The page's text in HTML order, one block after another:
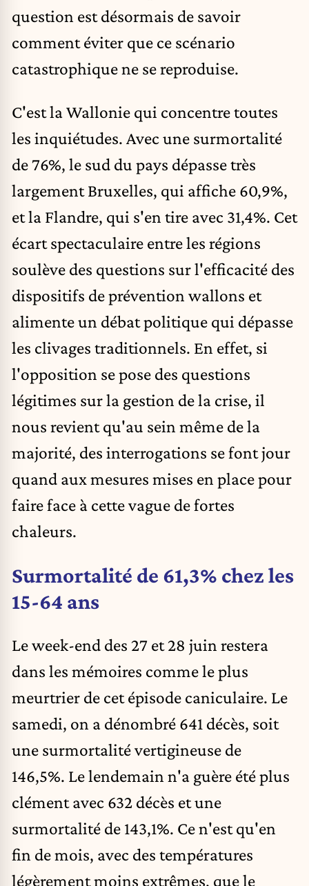
question est désormais de savoir
comment éviter que ce scénario
catastrophique ne se reproduise.
C'est la Wallonie qui concentre toutes
les inquiétudes. Avec une surmortalité
de 76%, le sud du pays dépasse très
largement Bruxelles, qui affiche 60,9%,
et la Flandre, qui s'en tire avec 31,4%. Cet
écart spectaculaire entre les régions
soulève des questions sur l'efficacité des
dispositifs de prévention wallons et
alimente un débat politique qui dépasse
les clivages traditionnels. En effet, si
l'opposition se pose des questions
légitimes sur la gestion de la crise, il
nous revient qu'au sein même de la
majorité, des interrogations se font jour
quand aux mesures mises en place pour
faire face à cette vague de fortes
chaleurs.
Surmortalité de 61,3% chez les
15-64 ans
Le week-end des 27 et 28 juin restera
dans les mémoires comme le plus
meurtrier de cet épisode caniculaire. Le
samedi, on a dénombré 641 décès, soit
une surmortalité vertigineuse de
146,5%. Le lendemain n'a guère été plus
clément avec 632 décès et une
surmortalité de 143,1%. Ce n'est qu'en
fin de mois, avec des températures
légèrement moins extrêmes, que le